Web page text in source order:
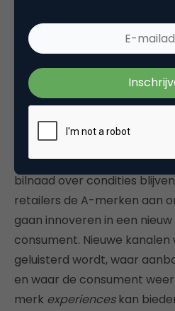
hun klanten. Op deze
beter beeld van wat de
ze in staat om een soort
rondom hun klanten te
Experiences worden
Zolang de jaargesprekken
bilnaad over condities
retailers de A-merken aan
gaan innoveren in een
consument. Nieuwe
geluisterd wordt, waar
en waar de consument
merk experienceskan